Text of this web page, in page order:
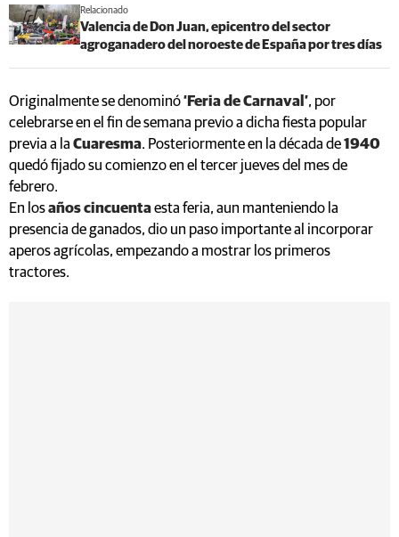
Relacionado
Valencia de Don Juan, epicentro del sector
agroganadero del noroeste de España por tres días
Originalmente se denominó‘Feria de Carnaval’, por
celebrarse en el fin de semana previo a dicha fiesta popular
previa a la Cuaresma. Posteriormente en la década de1940
quedó fijado su comienzo en el tercer jueves del mes de
febrero.
En losaños cincuentaesta feria, aun manteniendo la
presencia de ganados, dio un paso importante al incorporar
aperos agrícolas, empezando a mostrar los primeros
tractores.